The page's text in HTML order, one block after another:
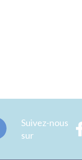
Suivez-nous
sur